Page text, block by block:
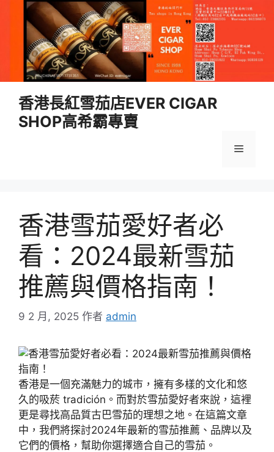
香港長紅雪茄店EVER CIGAR
SHOP高希霸專賣
選
香港雪茄愛好者必
看：2024最新雪茄
推薦與價格指南！
9 2 月, 2025 作者 admin
香港是一個充滿魅力的城市，擁有多樣的文化和悠
久的吸菸 tradición。而對於雪茄愛好者來說，這裡
更是尋找高品質古巴雪茄的理想之地。在這篇文章
中，我們將探討2024年最新的雪茄推薦、品牌以及
它們的價格，幫助你選擇適合自己的雪茄。